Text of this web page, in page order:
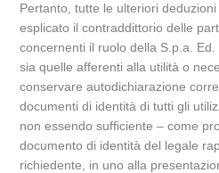
Pertanto, tutte le ulteriori
esplicato il contraddittorio delle
concernenti il ruolo della S.p.a. Ed.
sia quelle afferenti alla utilità o
conservare autodichiarazione
documenti di identità di tutti gli
non essendo sufficiente – come
documento di identità del legale
richiedente, in uno alla